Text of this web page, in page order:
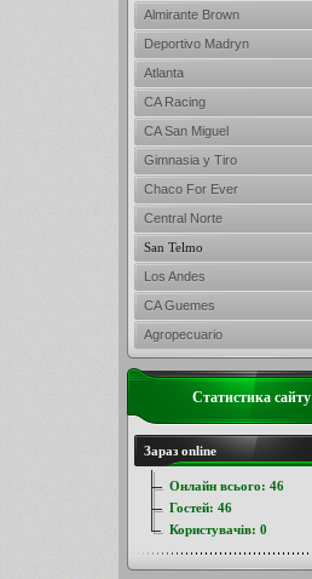
Almirante Brown
Deportivo Madryn
Atlanta
CA Racing
CA San Miguel
Gimnasia y Tiro
Chaco For Ever
Central Norte
San Telmo
Los Andes
CA Guemes
Agropecuario
Статистика сайту
Зараз online
Онлайн всього: 46
Гостей: 46
Користувачів: 0